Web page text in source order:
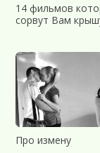
14 фильмов
сорвут Вам
Про измену